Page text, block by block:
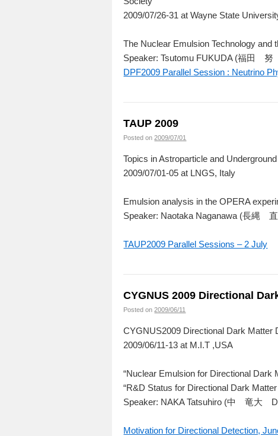
2009/07/26-31 at Wayne State
The Nuclear Emulsion Technology
Speaker: Tsutomu FUKUDA (福田
DPF2009 Parallel Session : Neutrino
TAUP 2009
Posted on 2009/07/01
Topics in Astroparticle and
2009/07/01-05 at LNGS, Italy
Emulsion analysis in the OPERA
Speaker: Naotaka Naganawa (長縄
TAUP2009 Parallel Sessions – 2 July
CYGNUS 2009 Directional
Posted on 2009/06/11
CYGNUS2009 Directional Dark Matter
2009/06/11-13 at M.I.T ,USA
“Nuclear Emulsion for Directional Dark
“R&D Status for Directional Dark
Speaker: NAKA Tatsuhiro (中 竜大
Motivation for Directional Detection,